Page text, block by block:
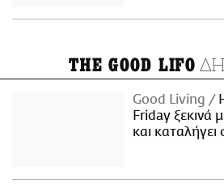
THE GOOD LIFO
Good Living
Friday ξεκινά
και καταλήγει